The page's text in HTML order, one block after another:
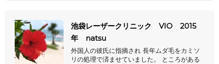
池袋レーザークリニック VIO 2015
年 natsu
外国人の彼氏に指摘され 長年ムダ毛をカミソ
リの処理で済ませていました。 ところがある